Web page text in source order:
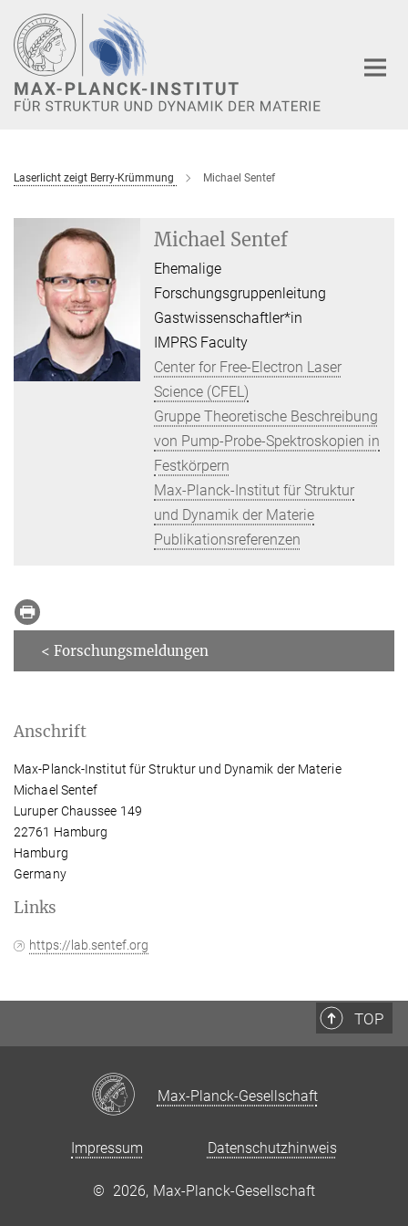
Hauptinhalt
Laserlicht zeigt Berry-Krümmung Michael Sentef
Michael Sentef
Ehemalige
Forschungsgruppenleitung
Gastwissenschaftler*in
IMPRS Faculty
Center for Free-Electron Laser
Science (CFEL)
Gruppe Theoretische Beschreibung
von Pump-Probe-Spektroskopien in
Festkörpern
Max-Planck-Institut für Struktur
und Dynamik der Materie
Publikationsreferenzen
< Forschungsmeldungen
Anschrift
Max-Planck-Institut für Struktur und Dynamik der Materie
Michael Sentef
Luruper Chaussee 149
22761 Hamburg
Hamburg
Germany
Links
https://lab.sentef.org
TOP
Max-Planck-Gesellschaft
Impressum Datenschutzhinweis
© 2026, Max-Planck-Gesellschaft